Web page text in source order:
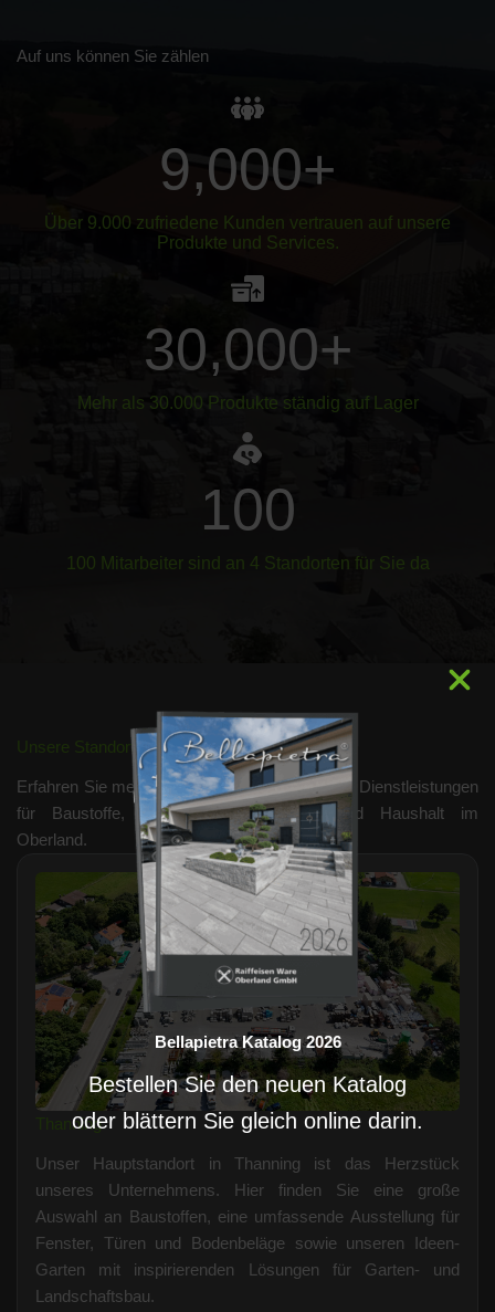
Bellapietra Katalog 2026
Bestellen Sie den neuen Katalog
oder blättern Sie gleich online darin.
Auf uns können Sie zählen
9,000+
Über 9.000 zufriedene Kunden vertrauen auf unsere
Produkte und Services.
30,000+
Mehr als 30.000 Produkte ständig auf Lager
100
100 Mitarbeiter sind an 4 Standorten für Sie da
Unsere Standorte
Erfahren Sie mehr über unsere umfangreichen Dienstleistungen
für Baustoffe, Agrarprodukte, Energie und Haushalt im
Oberland.
Thanning
Unser Hauptstandort in Thanning ist das Herzstück
unseres Unternehmens. Hier finden Sie eine große
Auswahl an Baustoffen, eine umfassende Ausstellung für
Fenster, Türen und Bodenbeläge sowie unseren Ideen-
Garten mit inspirierenden Lösungen für Garten- und
Landschaftsbau.